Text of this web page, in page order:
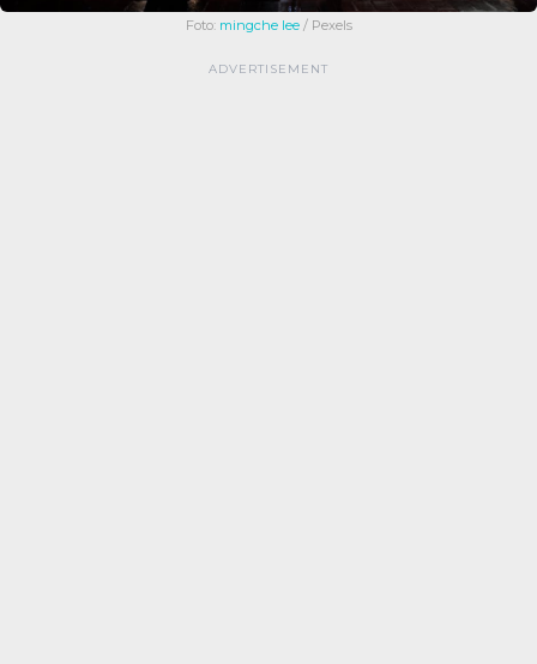
Foto: mingche lee/ Pexels